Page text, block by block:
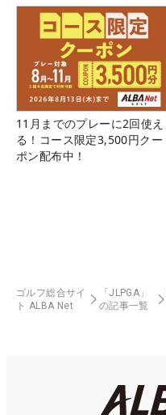
11月までのプレーに2回使え
る！コース限定3,500円クー
ポン配布中！
ゴルフ総合サイ
ト ALBA Net
「JLPGA」
の記事一覧